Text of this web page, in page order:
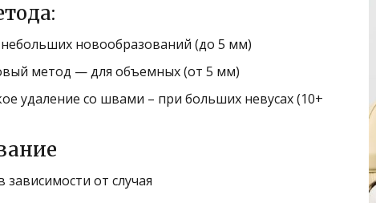
новообразований (до 5 мм)
метод — для объемных (от 5 мм)
удаление со швами – при больших невусах (10+
зависимости от случая